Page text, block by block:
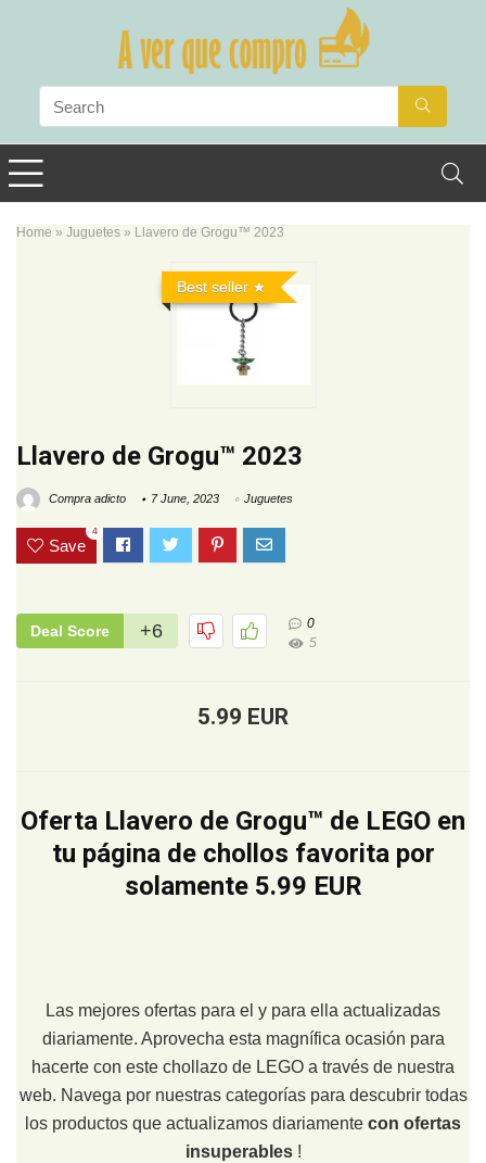
Home » Juguetes » Llavero de Grogu™ 2023
Best seller
Llavero de Grogu™ 2023
Compra adicto 7 June, 2023 Juguetes
Save
4
Deal Score +6
0
5
5.99 EUR
Oferta Llavero de Grogu™ de LEGO en
tu página de chollos favorita por
solamente 5.99 EUR
Las mejores ofertas para el y para ella actualizadas
diariamente. Aprovecha esta magnífica ocasión para
hacerte con este chollazo de LEGO a través de nuestra
web. Navega por nuestras categorías para descubrir todas
los productos que actualizamos diariamente con ofertas
insuperables!